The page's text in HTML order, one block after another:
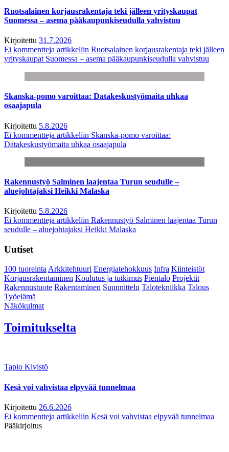
Ruotsalainen korjausrakentaja teki jälleen yrityskaupat
Suomessa – asema pääkaupunkiseudulla vahvistuu
Kirjoitettu 31.7.2026
Ei kommentteja artikkeliin Ruotsalainen korjausrakentaja teki jälleen
yrityskaupat Suomessa – asema pääkaupunkiseudulla vahvistuu
Skanska-pomo varoittaa: Datakeskustyömaita uhkaa
osaajapula
Kirjoitettu 5.8.2026
Ei kommentteja artikkeliin Skanska-pomo varoittaa:
Datakeskustyömaita uhkaa osaajapula
Rakennustyö Salminen laajentaa Turun seudulle –
aluejohtajaksi Heikki Malaska
Kirjoitettu 5.8.2026
Ei kommentteja artikkeliin Rakennustyö Salminen laajentaa Turun
seudulle – aluejohtajaksi Heikki Malaska
Uutiset
100 tuoreintaArkkitehtuuri Energiatehokkuus Infra Kiinteistöt
Korjausrakentaminen Koulutus ja tutkimus Pientalo Projektit
Rakennustuote Rakentaminen Suunnittelu Talotekniikka Talous
Työelämä
Näkökulmat
Toimitukselta
Tapio Kivistö
Kesä voi vahvistaa elpyvää tunnelmaa
Kirjoitettu 26.6.2026
Ei kommentteja artikkeliin Kesä voi vahvistaa elpyvää tunnelmaa
Pääkirjoitus